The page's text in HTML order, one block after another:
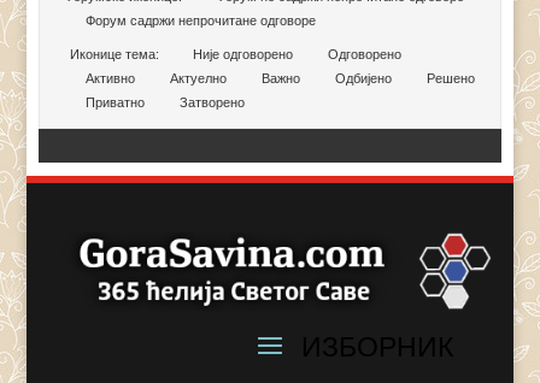
Форум садржи непрочитане одговоре
Иконице тема: Није одговорено
Одговорено
Активно
Актуелно Важно Одбијено
Решено
Приватно
Затворено